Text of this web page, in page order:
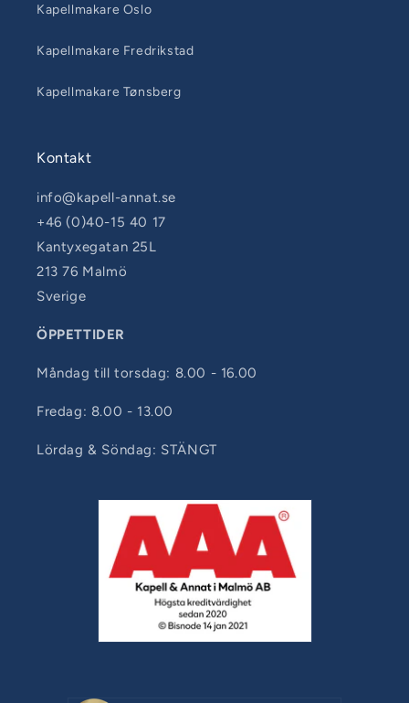
Kapellmakare Oslo
Kapellmakare Fredrikstad
Kapellmakare Tønsberg
Kontakt
info@kapell-annat.se
+46 (0)40-15 40 17
Kantyxegatan 25L
213 76 Malmö
Sverige
ÖPPETTIDER
Måndag till torsdag: 8.00 - 16.00
Fredag: 8.00 - 13.00
Lördag & Söndag: STÄNGT